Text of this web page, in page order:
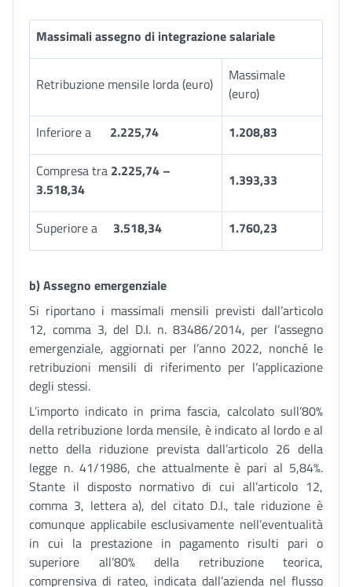
Massimali assegno di integrazione salariale
Retribuzione mensile lorda (euro)
Massimale
(euro)
Inferiore a 2.225,74 1.208,83
Compresa tra 2.225,74 –
3.518,34
1.393,33
Superiore a 3.518,34 1.760,23
b) Assegno emergenziale
Si riportano i massimali mensili previsti dall’articolo
12, comma 3, del D.I. n. 83486/2014, per l’assegno
emergenziale, aggiornati per l’anno 2022, nonché le
retribuzioni mensili di riferimento per l’applicazione
degli stessi.
L’importo indicato in prima fascia, calcolato sull’80%
della retribuzione lorda mensile, è indicato al lordo e al
netto della riduzione prevista dall’articolo 26 della
legge n. 41/1986, che attualmente è pari al 5,84%.
Stante il disposto normativo di cui all’articolo 12,
comma 3, lettera a), del citato D.I., tale riduzione è
comunque applicabile esclusivamente nell’eventualità
in cui la prestazione in pagamento risulti pari o
superiore all’80% della retribuzione teorica,
comprensiva di rateo, indicata dall’azienda nel flusso